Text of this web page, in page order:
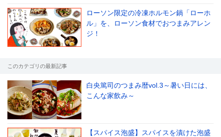
ローソン限定の冷凍ホルモン鍋「ローホ
ル」を、ローソン食材でおつまみアレン
ジ！
このカテゴリの最新記事
白央篤司のつまみ暦vol.3～暑い日には、
こんな家飲み～
【スパイス泡盛】スパイスを漬けた泡盛